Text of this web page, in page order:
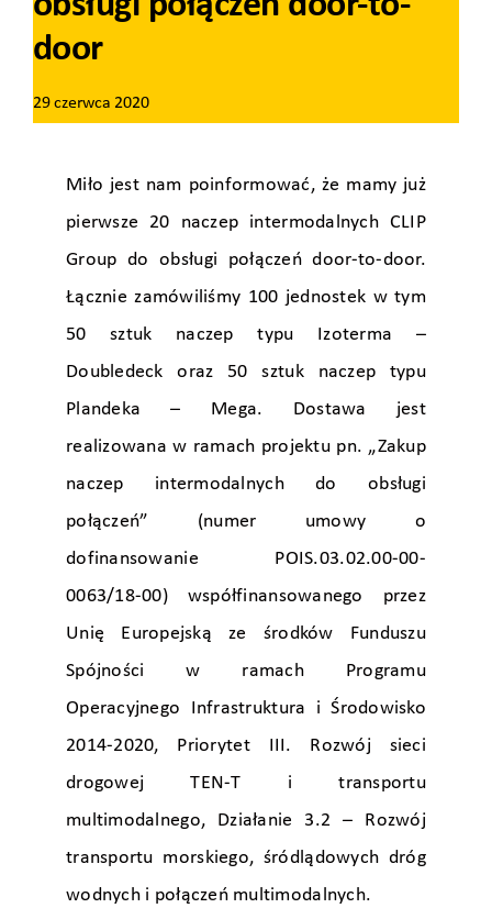
door
29 czerwca 2020
Miło jest nam poinformować, że mamy już
pierwsze 20 naczep intermodalnych CLIP
Group do obsługi połączeń door-to-door.
Łącznie zamówiliśmy 100 jednostek w tym
50 sztuk naczep typu Izoterma –
Doubledeck oraz 50 sztuk naczep typu
Plandeka – Mega. Dostawa jest
realizowana w ramach projektu pn. „Zakup
naczep intermodalnych do obsługi
połączeń” (numer umowy o
dofinansowanie POIS.03.02.00-00-
0063/18-00) współfinansowanego przez
Unię Europejską ze środków Funduszu
Spójności w ramach Programu
Operacyjnego Infrastruktura i Środowisko
2014-2020, Priorytet III. Rozwój sieci
drogowej TEN-T i transportu
multimodalnego, Działanie 3.2 – Rozwój
transportu morskiego, śródlądowych dróg
wodnych i połączeń multimodalnych.